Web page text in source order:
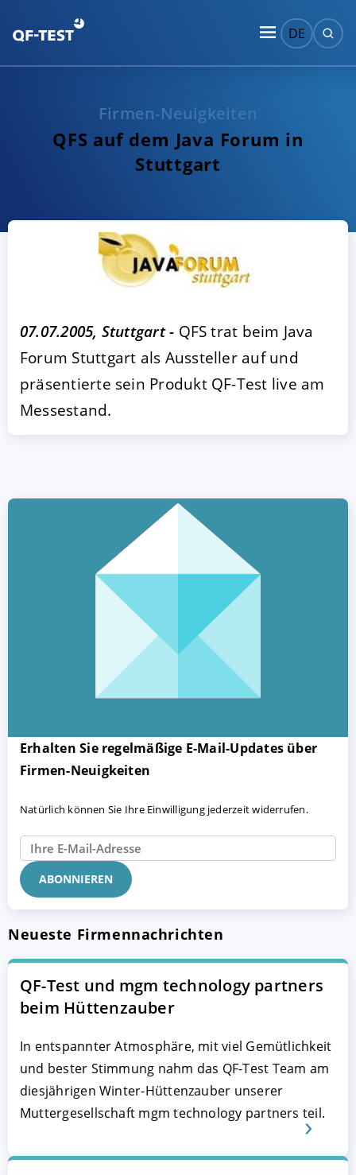
DE
Firmen-Neuigkeiten
QFS auf dem Java Forum in
Stuttgart
07.07.2005, Stuttgart - QFS trat beim Java
Forum Stuttgart als Aussteller auf und
präsentierte sein Produkt QF-Test live am
Messestand.
Erhalten Sie regelmäßige E-Mail-Updates über
Firmen-Neuigkeiten
Natürlich können Sie Ihre Einwilligung jederzeit widerrufen.
Neueste Firmennachrichten
QF-Test und mgm technology partners
beim Hüttenzauber
In entspannter Atmosphäre, mit viel Gemütlichkeit
und bester Stimmung nahm das QF-Test Team am
diesjährigen Winter-Hüttenzauber unserer
Muttergesellschaft mgm technology partners teil.
KONFIGURIEREN
|Datenschutz